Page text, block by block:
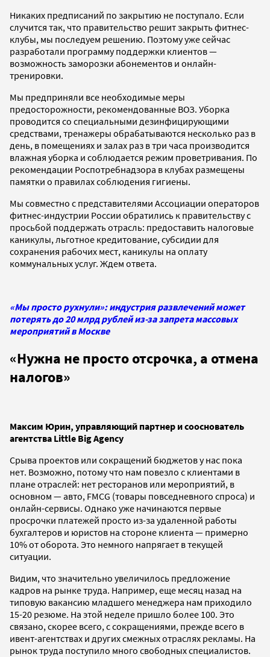
Никаких предписаний по закрытию не поступало. Если
случится так, что правительство решит закрыть фитнес-
клубы, мы последуем решению. Поэтому уже сейчас
разработали программу поддержки клиентов—
возможность заморозки абонементов и онлайн-
тренировки.
Мы предприняли все необходимые меры
предосторожности, рекомендованные ВОЗ. Уборка
проводится со специальными дезинфицирующими
средствами, тренажеры обрабатываются несколько раз в
день, в помещениях и залах раз в три часа производится
влажная уборка и соблюдается режим проветривания. По
рекомендации Роспотребнадзора в клубах размещены
памятки о правилах соблюдения гигиены.
Мы совместно с представителями Ассоциации операторов
фитнес-индустрии России обратились к правительству с
просьбой поддержать отрасль: предоставить налоговые
каникулы, льготное кредитование, субсидии для
сохранения рабочих мест, каникулы на оплату
коммунальных услуг. Ждем ответа.
«Мы просто рухнули»: индустрия развлечений может
потерять до 20 млрд рублей из-за запрета массовых
мероприятий в Москве
«Нужна не просто отсрочка, а отмена
налогов»
Максим Юрин, управляющий партнер и сооснователь
агентства Little Big Agency
Срыва проектов или сокращений бюджетов у нас пока
нет. Возможно, потому что нам повезло с клиентами в
плане отраслей: нет ресторанов или мероприятий, в
основном —авто, FMCG (товары повседневного спроса) и
онлайн-сервисы. Однако уже начинаются первые
просрочки платежей просто из-за удаленной работы
бухгалтеров и юристов на стороне клиента — примерно
10% от оборота. Это немного напрягает в текущей
ситуации.
Видим, что значительно увеличилось предложение
кадров на рынке труда. Например, еще месяц назад на
типовую вакансию младшего менеджера нам приходило
15-20 резюме. На этой неделе пришло более 100. Это
связано, скорее всего, с сокращениями, прежде всего в
ивент-агентствах и других смежных отраслях рекламы. На
рынок труда поступило много свободных специалистов.